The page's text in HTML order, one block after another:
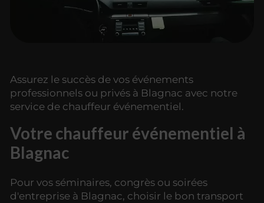
Assurez le succès de vos événements
professionnels ou privés à Blagnac avec notre
service de chauffeur événementiel.
Votre chauffeur événementiel à
Blagnac
Pour vos séminaires, congrès ou soirées
d'entreprise à Blagnac, choisir le bon transport